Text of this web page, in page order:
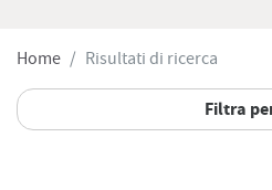
Home Risultati di ricerca
Filtra